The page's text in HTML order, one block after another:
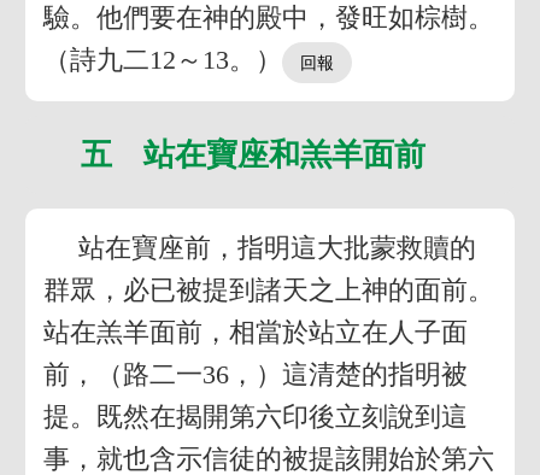
驗。他們要在神的殿中，發旺如棕樹。
（詩九二12～13。）
五 站在寶座和羔羊面前
站在寶座前，指明這大批蒙救贖的
群眾，必已被提到諸天之上神的面前。
站在羔羊面前，相當於站立在人子面
前，（路二一36，）這清楚的指明被
提。既然在揭開第六印後立刻說到這
事，就也含示信徒的被提該開始於第六